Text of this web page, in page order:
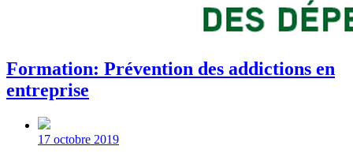
Formation: Prévention des addictions en
entreprise
Post
date
17 octobre 2019